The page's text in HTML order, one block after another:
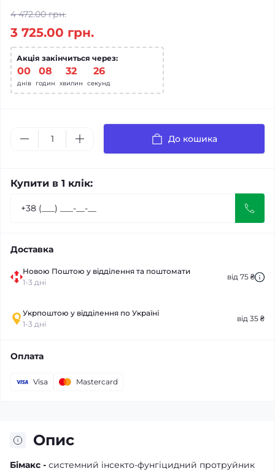
4 472.00 грн.
3 725.00 грн.
Акція закінчиться через:
00
днів
08
годин
32
хвилин
25
секунд
До кошика
Купити в 1 клік:
Доставка
Новою Поштою у відділення та поштомати
1-3 дні
від 75 ₴
Укрпоштою у відділення по Україні
1-3 дні
від 35 ₴
Оплата
Visa Mastercard
Опис
Бімакс - системний інсекто-фунгіцидний протруйник